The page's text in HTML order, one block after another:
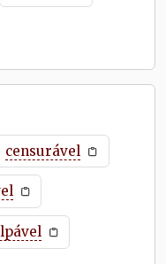
censurável